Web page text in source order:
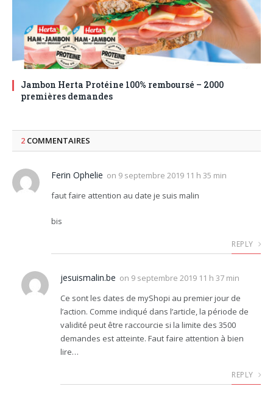
Jambon Herta Protéine 100% remboursé – 2000
premières demandes
2 COMMENTAIRES
Ferin Ophelie on 9 septembre 2019 11 h 35 min
faut faire attention au date je suis malin
bis
REPLY
jesuismalin.be on 9 septembre 2019 11 h 37 min
Ce sont les dates de myShopi au premier jour de
l’action. Comme indiqué dans l’article, la période de
validité peut être raccourcie si la limite des 3500
demandes est atteinte. Faut faire attention à bien
lire…
REPLY